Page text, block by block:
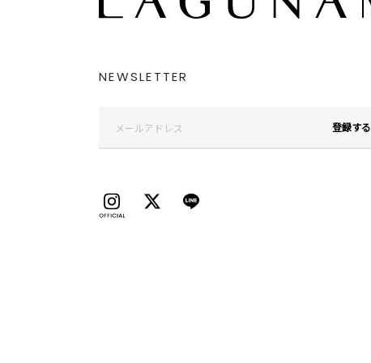
NEWSLETTER
登録する